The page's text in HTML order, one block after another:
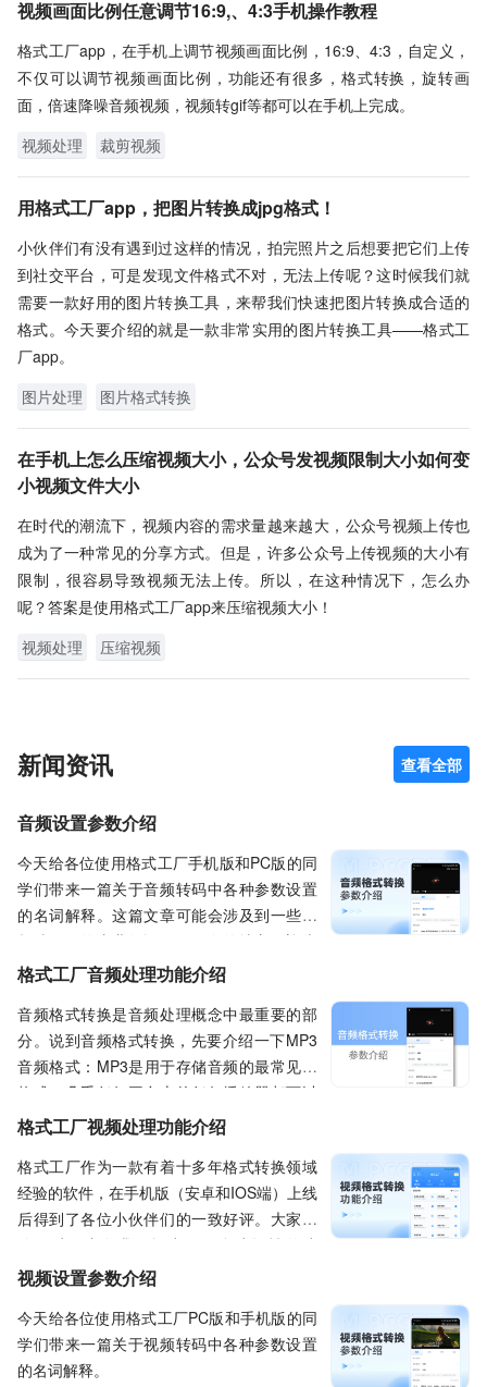
视频画面比例任意调节16:9,、4:3手机操作教程
格式工厂app，在手机上调节视频画面比例，16:9、4:3，自定义，
不仅可以调节视频画面比例，功能还有很多，格式转换，旋转画
面，倍速降噪音频视频，视频转gif等都可以在手机上完成。
视频处理
裁剪视频
用格式工厂app，把图片转换成jpg格式！
小伙伴们有没有遇到过这样的情况，拍完照片之后想要把它们上传
到社交平台，可是发现文件格式不对，无法上传呢？这时候我们就
需要一款好用的图片转换工具，来帮我们快速把图片转换成合适的
格式。今天要介绍的就是一款非常实用的图片转换工具——格式工
厂app。
图片处理
图片格式转换
在手机上怎么压缩视频大小，公众号发视频限制大小如何变
小视频文件大小
在时代的潮流下，视频内容的需求量越来越大，公众号视频上传也
成为了一种常见的分享方式。但是，许多公众号上传视频的大小有
限制，很容易导致视频无法上传。所以，在这种情况下，怎么办
呢？答案是使用格式工厂app来压缩视频大小！
视频处理
压缩视频
新闻资讯 查看全部
音频设置参数介绍
今天给各位使用格式工厂手机版和PC版的同
学们带来一篇关于音频转码中各种参数设置
的名词解释。这篇文章可能会涉及到一些音
频编解码的专业知识，不明白的地方欢迎大
家在网页内的“意见反馈”处留言，我会在后续
格式工厂音频处理功能介绍
音频格式转换是音频处理概念中最重要的部
分。说到音频格式转换，先要介绍一下MP3
音频格式：MP3是用于存储音频的最常见的
格式，几乎任何平台上的任何播放器都可以
打开mp3文件。音频压缩会伴有质量的损
计，文件大小通常比原始文件要小。正因为
mp3格式优秀的兼容性和较小的文件体积，
所以大部分音频文件我们都会选择转换成
格式工厂视频处理功能介绍
格式工厂作为一款有着十多年格式转换领域
经验的软件，在手机版（安卓和IOS端）上线
后得到了各位小伙伴们的一致好评。大家在
使用过程中向我们提出了很多建设性的建
议，迫切地希望我们尽快更新更多好用的功
前正在不断的优化和迭代中，争取带给大家
一款在格式转换领域中功能更全面、转换更
快速、操作更便捷的工具软件。
视频设置参数介绍
今天给各位使用格式工厂PC版和手机版的同
学们带来一篇关于视频转码中各种参数设置
的名词解释。